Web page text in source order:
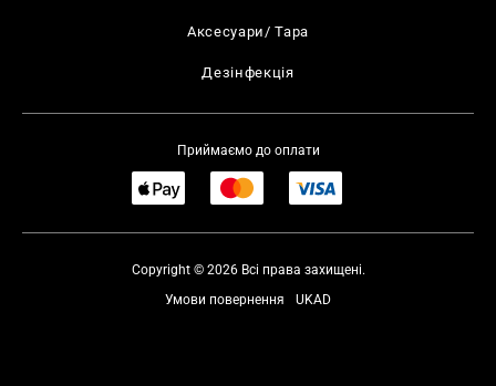
Аксесуари/ Тара
Дезінфекція
Приймаємо до оплати
Copyright © 2026 Всі права захищені.
UKAD
Умови повернення